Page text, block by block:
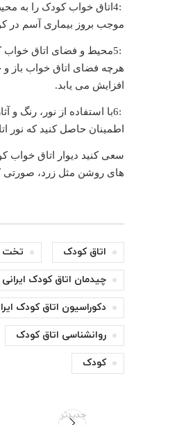
4:اتاق خواب کودک را به
موجب بروز بیماری آسم در
5:محیط و فضای اتاق خواب
هرچه فضای اتاق خواب باز
افزایش می یابد.
6:با استفاده از نور، رنگ
اطمینان حاصل کنید که نور
سعی کنید دیوار اتاق خواب
های روشن مثل زرد، صورتی
اتاق کودک تخت
چیدمان اتاق کودک ایرانی
دکوراسیون اتاق کودک
روانشناسی اتاق کودک
کودک
جدیدتر